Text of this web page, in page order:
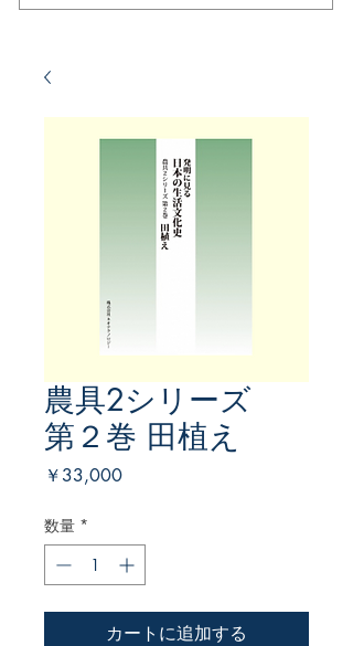
農具2シリーズ
第２巻 田植え
￥33,000価
数量 *
カートに追加する